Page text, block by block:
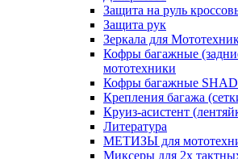
Защита на руль
Защита рук
Зеркала для
Кофры багажные
мототехники
Кофры багажные
Крепления багажа
Круиз-асистент
Литература
МЕТИЗЫ для
Миксеры для 2х